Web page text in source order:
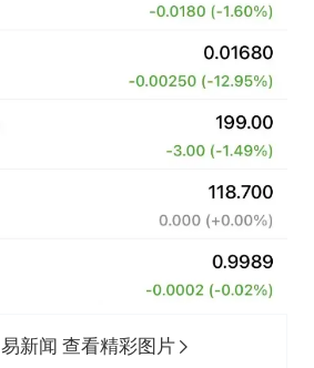
新闻 查看精彩图片